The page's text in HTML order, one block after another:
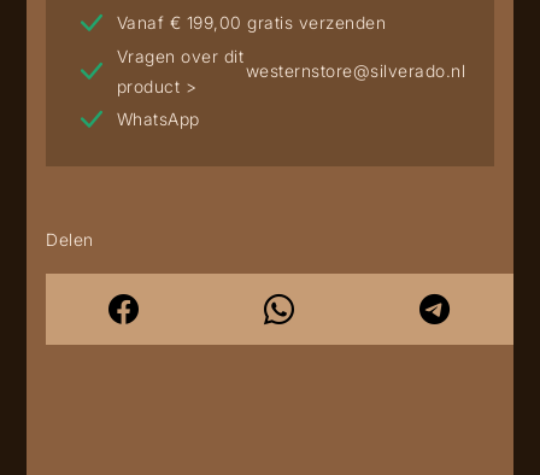
Vanaf € 199,00 gratis verzenden
Vragen over dit
product >
westernstore@silverado.nl
WhatsApp
Delen